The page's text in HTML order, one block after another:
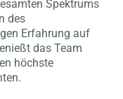
Spektrums
des
Erfahrung auf
das Team
höchste